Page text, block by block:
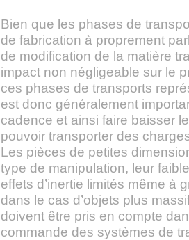
Bien que les phases de
de fabrication à proprement
de modification de la matière
impact non négligeable sur le
ces phases de transports
est donc généralement
cadence et ainsi faire baisser
pouvoir transporter des
Les pièces de petites
type de manipulation, leur
effets d’inertie limités même à
dans le cas d’objets plus
doivent être pris en compte
commande des systèmes de